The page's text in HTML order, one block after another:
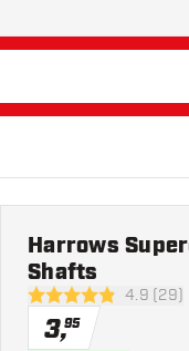
4.9 score sterren4.9 (29)
Harrows
Shafts
3,95